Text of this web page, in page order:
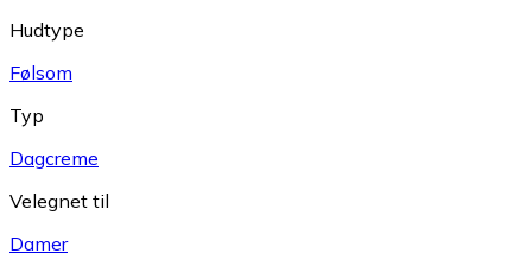
Hudtype
Følsom
Typ
Dagcreme
Velegnet til
Damer